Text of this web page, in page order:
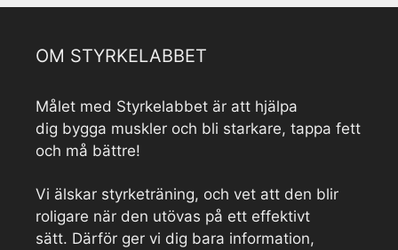
OM STYRKELABBET
Målet med Styrkelabbet är att hjälpa
dig bygga muskler och bli starkare, tappa fett
och må bättre!
Vi älskar styrketräning, och vet att den blir
roligare när den utövas på ett effektivt
sätt. Därför ger vi dig bara information,